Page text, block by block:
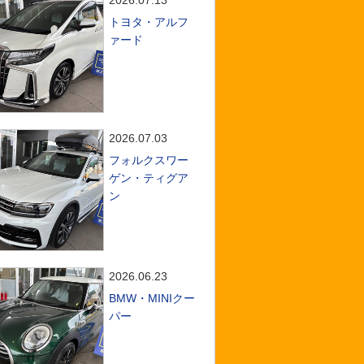
トヨタ・アルフ
ァード
2026.07.03
フォルクスワー
ゲン・ティグア
ン
2026.06.23
BMW・MINIクー
パー